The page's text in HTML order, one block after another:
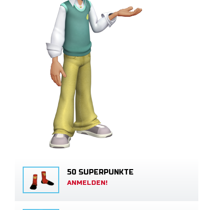
50 SUPERPUNKTE
ANMELDEN!